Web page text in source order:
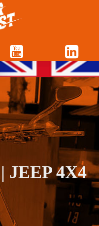
JEEP 4X4